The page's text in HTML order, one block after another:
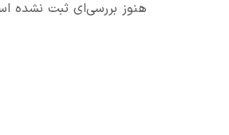
هنوز بررسی‌ای ثبت نشده